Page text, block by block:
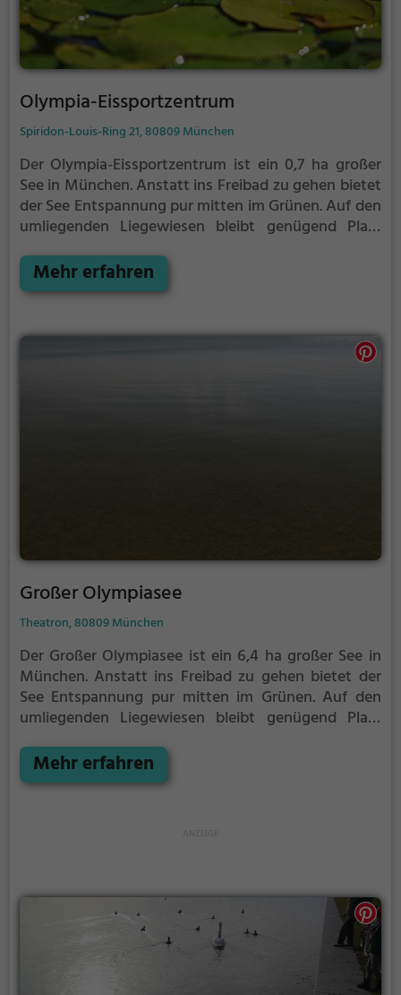
Olympia-Eissportzentrum
Spiridon-Louis-Ring 21, 80809 München
Der Olympia-Eissportzentrum ist ein 0,7 ha großer
See in München.Anstatt ins Freibad zu gehen bietet
der See Entspannung pur mitten im Grünen. Auf den
umliegenden Liegewiesen bleibt genügend Platz
September ist der Olympia-Eissportzentrum ein
beliebtes Ausflugsziel. Egal ob für Familien, Freunde
Adresse für warme Tage.
Mehr erfahren
Großer Olympiasee
Theatron, 80809 München
Der Großer Olympiasee ist ein 6,4 ha großer See in
München. Anstatt ins Freibad zu gehen bietet der
See Entspannung pur mitten im Grünen. Auf den
umliegenden Liegewiesen bleibt genügend Platz
September ist der Großer Olympiasee ein beliebtes
Ausflugsziel. Egal ob für Familien, Freunde oder
Mehr erfahren